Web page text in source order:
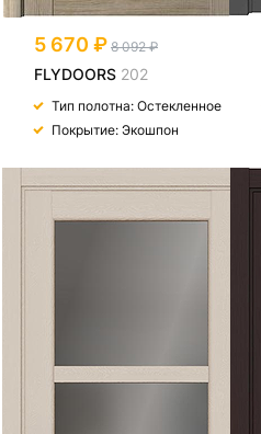
5 670 8 092
FLYDOORS 202
Тип полотна: Остекленное
Покрытие: Экошпон